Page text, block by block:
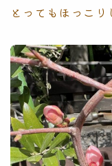
とってもほっこ